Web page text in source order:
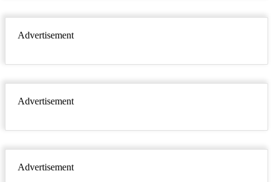
Advertisement
Advertisement
Advertisement